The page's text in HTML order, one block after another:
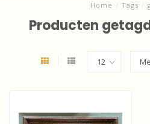
Home / Tags /
Producten